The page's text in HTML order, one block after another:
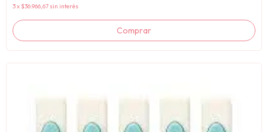
3x $36.966,67 sin interés